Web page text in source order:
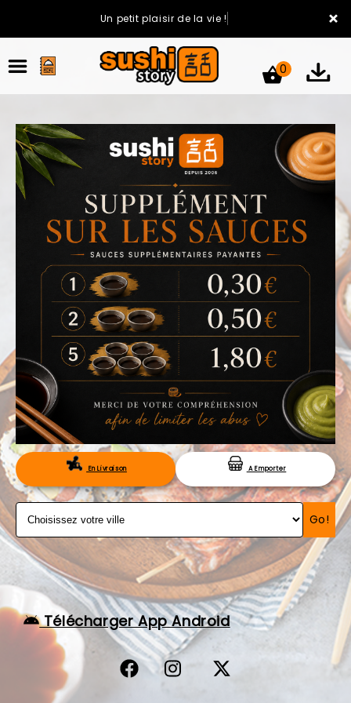
×
Un petit plaisir de la vie !
ACCUEIL
LA CARTE
VOTRE COMPTE
NOTRE RESTAURANT
VOS AVIS
MENTIONS LÉGALES
C.G.V
RÉSERVATION
0
En Livraison A Emporter
Go!
Télécharger App Android